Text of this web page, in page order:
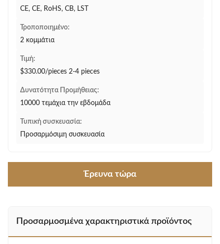
CE, CE, RoHS, CB, LST
Τροποποιημένο:
2 κομμάτια
Τιμή:
$330.00/pieces 2-4 pieces
Δυνατότητα Προμήθειας:
10000 τεμάχια την εβδομάδα
Τυπική συσκευασία:
Προσαρμόσιμη συσκευασία
Έρευνα τώρα
Προσαρμοσμένα χαρακτηριστικά προϊόντος